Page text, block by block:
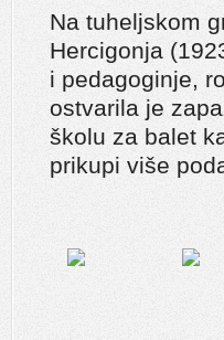
Na tuheljskom
Hercigonja
i pedagoginje,
ostvarila je
školu za balet
prikupi više